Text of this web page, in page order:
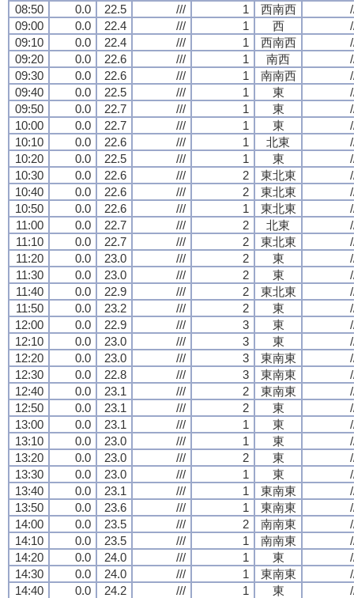
08:50
0.0 22.5 /// 1 西南西
09:00
0.0 22.4 /// 1 西
09:10
0.0 22.4 /// 1 西南西
09:20
0.0 22.6 /// 1 南西
09:30
0.0 22.6 /// 1 南南西
09:40
0.0 22.5 /// 1 東
09:50
0.0 22.7 /// 1 東
10:00
0.0 22.7 /// 1 東
10:10
0.0 22.6 /// 1 北東
10:20
0.0 22.5 /// 1 東
10:30
0.0 22.6 /// 2 東北東
10:40
0.0 22.6 /// 2 東北東
10:50
0.0 22.6 /// 1 東北東
11:00
0.0 22.7 /// 2 北東
11:10
0.0 22.7 /// 2 東北東
11:20
0.0 23.0 /// 2 東
11:30
0.0 23.0 /// 2 東
11:40
0.0 22.9 /// 2 東北東
11:50
0.0 23.2 /// 2 東
12:00
0.0 22.9 /// 3 東
12:10
0.0 23.0 /// 3 東
12:20
0.0 23.0 /// 3 東南東
12:30
0.0 22.8 /// 3 東南東
12:40
0.0 23.1 /// 2 東南東
12:50
0.0 23.1 /// 2 東
13:00
0.0 23.1 /// 1 東
13:10
0.0 23.0 /// 1 東
13:20
0.0 23.0 /// 2 東
13:30
0.0 23.0 /// 1 東
13:40
0.0 23.1 /// 1 東南東
13:50
0.0 23.6 /// 1 東南東
14:00
0.0 23.5 /// 2 南南東
14:10
0.0 23.5 /// 1 南南東
14:20
0.0 24.0 /// 1 東
14:30
0.0 24.0 /// 1 東南東
14:40
0.0 24.2 /// 1 東